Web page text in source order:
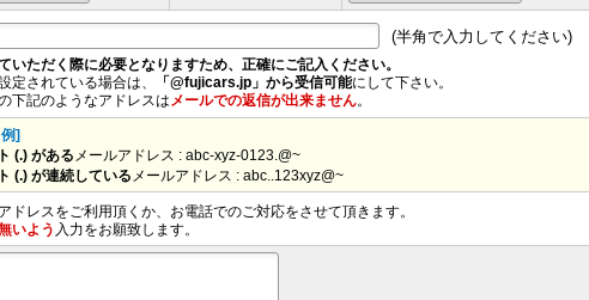
(半角で入力してください)
いただく際に必要となりますため、正確にご記入ください。
定されている場合は、
「@fujicars.jp」から受信可能にして下さい。
下記のようなアドレスは メールでの返信が出来ません。
]
(.) がある メールアドレス : abc-xyz-0123.@~
(.) が連続している メールアドレス : abc..123xyz@~
ドレスをご利用頂くか、お電話でのご対応をさせて頂きます。
いよう 入力をお願致します。